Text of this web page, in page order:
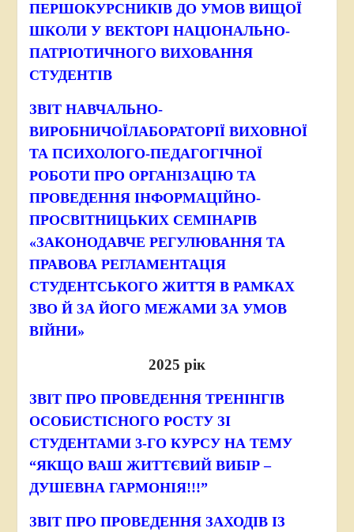
ПЕРШОКУРСНИКІВ ДО УМОВ ВИЩОЇ
ШКОЛИ У ВЕКТОРІ НАЦІОНАЛЬНО-
ПАТРІОТИЧНОГО ВИХОВАННЯ
СТУДЕНТІВ
ЗВІТ НАВЧАЛЬНО-
ВИРОБНИЧОЇЛАБОРАТОРІЇ ВИХОВНОЇ
ТА ПСИХОЛОГО-ПЕДАГОГІЧНОЇ
РОБОТИ ПРО ОРГАНІЗАЦІЮ ТА
ПРОВЕДЕННЯ ІНФОРМАЦІЙНО-
ПРОСВІТНИЦЬКИХ СЕМІНАРІВ
«ЗАКОНОДАВЧЕ РЕГУЛЮВАННЯ ТА
ПРАВОВА РЕГЛАМЕНТАЦІЯ
СТУДЕНТСЬКОГО ЖИТТЯ В РАМКАХ
ЗВО Й ЗА ЙОГО МЕЖАМИ ЗА УМОВ
ВІЙНИ»
2025 рік
ЗВІТ ПРО ПРОВЕДЕННЯ ТРЕНІНГІВ
ОСОБИСТІСНОГО РОСТУ ЗІ
СТУДЕНТАМИ 3-ГО КУРСУ НА ТЕМУ
“ЯКЩО ВАШ ЖИТТЄВИЙ ВИБІР –
ДУШЕВНА ГАРМОНІЯ!!!”
ЗВІТ ПРО ПРОВЕДЕННЯ ЗАХОДІВ ІЗ